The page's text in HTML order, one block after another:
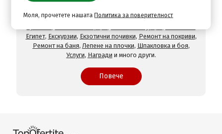
Хисаря,Хотели в Сандански,Хотели в Девин,Почивки в
Египет, Екскурзии, Екзотични почивки, Ремонт на покриви,
Ремонт на баня, Лепене на плочки, Шпакловка и боя,
Услуги, Награди и много други.
Повече
Моля, прочетете нашатаПолитика за поверителност